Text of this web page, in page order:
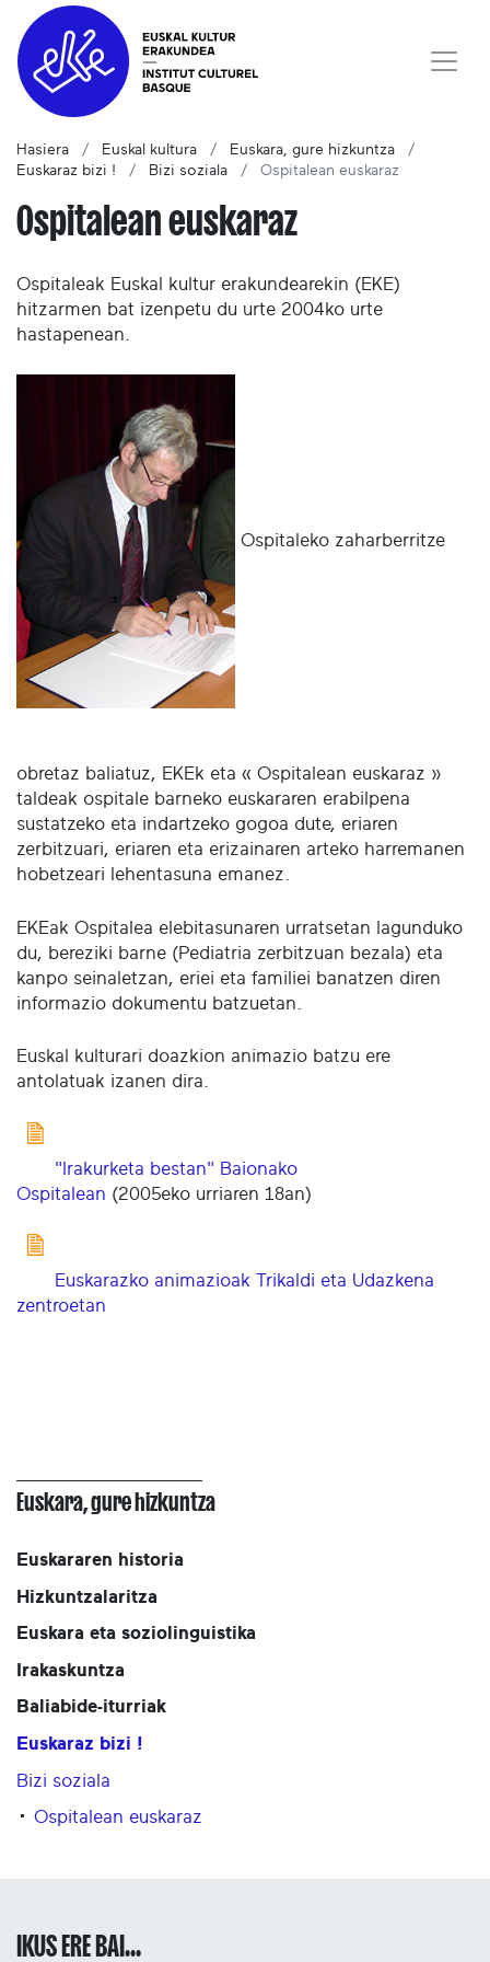
Hasiera Euskal kultura
Euskara, gure hizkuntza
Euskaraz bizi !
Bizi soziala Ospitalean euskaraz
Ospitalean euskaraz
Ospitaleak Euskal kultur erakundearekin (EKE)
hitzarmen bat izenpetu du urte 2004ko urte
hastapenean.
Ospitaleko zaharberritze
obretaz baliatuz, EKEk eta « Ospitalean euskaraz »
taldeak ospitale barneko euskararen erabilpena
sustatzeko eta indartzeko gogoa dute, eriaren
zerbitzuari, eriaren eta erizainaren arteko harremanen
hobetzeari lehentasuna emanez.
EKEak Ospitalea elebitasunaren urratsetan lagunduko
du, bereziki barne (Pediatria zerbitzuan bezala) eta
kanpo seinaletzan, eriei eta familiei banatzen diren
informazio dokumentu batzuetan.
Euskal kulturari doazkion animazio batzu ere
antolatuak izanen dira.
"Irakurketa bestan" Baionako
Ospitalean (2005eko urriaren 18an)
Euskarazko animazioak Trikaldi eta Udazkena
zentroetan
Euskara, gure hizkuntza
Euskararen historia
Hizkuntzalaritza
Euskara eta soziolinguistika
Irakaskuntza
Baliabide-iturriak
Euskaraz bizi !
Bizi soziala
Ospitalean euskaraz
IKUS ERE BAI...